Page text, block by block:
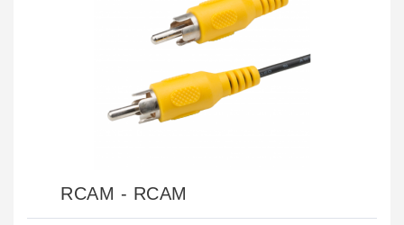
RCAM - RCAM